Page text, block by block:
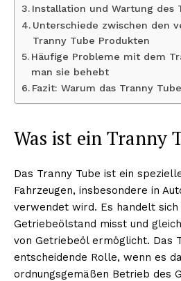
Installation und Wartung des
Unterschiede zwischen den
Tranny Tube Produkten
Häufige Probleme mit dem
man sie behebt
Fazit: Warum das Tranny
Was ist ein Tranny
Das Tranny Tube ist ein
Fahrzeugen, insbesondere in
verwendet wird. Es handelt sich
Getriebeölstand misst und
von Getriebeöl ermöglicht. Das
entscheidende Rolle, wenn es
ordnungsgemäßen Betrieb des